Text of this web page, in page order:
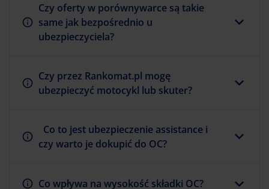
Czy oferty w porównywarce są takie
same jak bezpośrednio u
ubezpieczyciela?
Czy przez Rankomat.pl mogę
ubezpieczyć motocykl lub skuter?
Co to jest ubezpieczenie assistance i
czy warto je dokupić do OC?
Co wpływa na wysokość składki OC?